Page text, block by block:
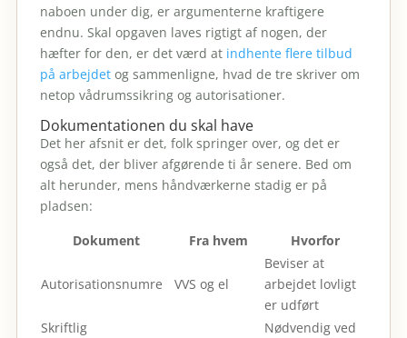
naboen under dig, er argumenterne kraftigere
endnu. Skal opgaven laves rigtigt af nogen, der
hæfter for den, er det værd at indhente flere tilbud
på arbejdetog sammenligne, hvad de tre skriver om
netop vådrumssikring og autorisationer.
Dokumentationen du skal have
Det her afsnit er det, folk springer over, og det er
også det, der bliver afgørende ti år senere. Bed om
alt herunder, mens håndværkerne stadig er på
pladsen:
Dokument
Fra hvem Hvorfor
Autorisationsnumre VVS og el
Beviser at
arbejdet lovligt
er udført
Skriftlig
Nødvendig ved